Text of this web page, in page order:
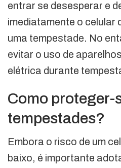
entrar se desesperar e
imediatamente o celular
uma tempestade. No
evitar o uso de
elétrica durante
Como proteger-
tempestades?
Embora o risco de um
baixo, é importante